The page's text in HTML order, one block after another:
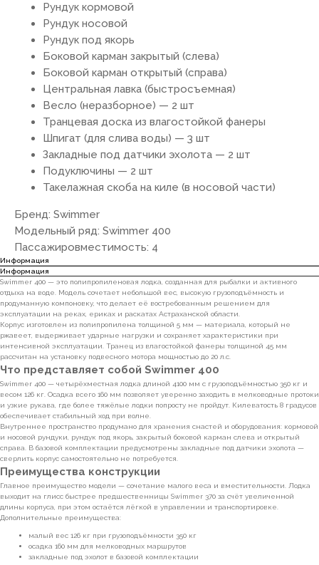
Рундук кормовой
Рундук носовой
Рундук под якорь
Боковой карман закрытый (слева)
Боковой карман открытый (справа)
Центральная лавка (быстросъемная)
Весло (неразборное) — 2 шт
Транцевая доска из влагостойкой фанеры
Шпигат (для слива воды) — 3 шт
Закладные под датчики эхолота — 2 шт
Подуключины — 2 шт
Такелажная скоба на киле (в носовой части)
Бренд: Swimmer
Модельный ряд: Swimmer 400
Пассажировместимость: 4
Информация
Информация
Swimmer 400 — это полипропиленовая лодка, созданная для рыбалки и активного
отдыха на воде. Модель сочетает небольшой вес, высокую грузоподъёмность и
продуманную компоновку, что делает её востребованным решением для
эксплуатации на реках, ериках и раскатах Астраханской области.
Корпус изготовлен из полипропилена толщиной 5 мм — материала, который не
ржавеет, выдерживает ударные нагрузки и сохраняет характеристики при
интенсивной эксплуатации. Транец из влагостойкой фанеры толщиной 45 мм
рассчитан на установку подвесного мотора мощностью до 20 л.с.
Что представляет собой Swimmer 400
Swimmer 400 — четырёхместная лодка длиной 4100 мм с грузоподъёмностью 350 кг и
весом 126 кг. Осадка всего 160 мм позволяет уверенно заходить в мелководные протоки
и узкие рукава, где более тяжёлые лодки попросту не пройдут. Килеватость 8 градусов
обеспечивает стабильный ход при волне.
Внутреннее пространство продумано для хранения снастей и оборудования: кормовой
и носовой рундуки, рундук под якорь, закрытый боковой карман слева и открытый
справа. В базовой комплектации предусмотрены закладные под датчики эхолота —
сверлить корпус самостоятельно не потребуется.
Преимущества конструкции
Главное преимущество модели — сочетание малого веса и вместительности. Лодка
выходит на глисс быстрее предшественницы Swimmer 370 за счёт увеличенной
длины корпуса, при этом остаётся лёгкой в управлении и транспортировке.
Дополнительные преимущества:
малый вес 126 кг при грузоподъёмности 350 кг
осадка 160 мм для мелководных маршрутов
закладные под эхолот в базовой комплектации
ПОКУПАТЕЛЯМ
О компании Оплата
Рассрочка
Доставка Вакансии
ИНФОРМАЦИЯ
Пользовательское соглашение
7(8512)20-10-17
Адрес:г. Астрахань, ул.
Адмирала Нахимова 80 "в"